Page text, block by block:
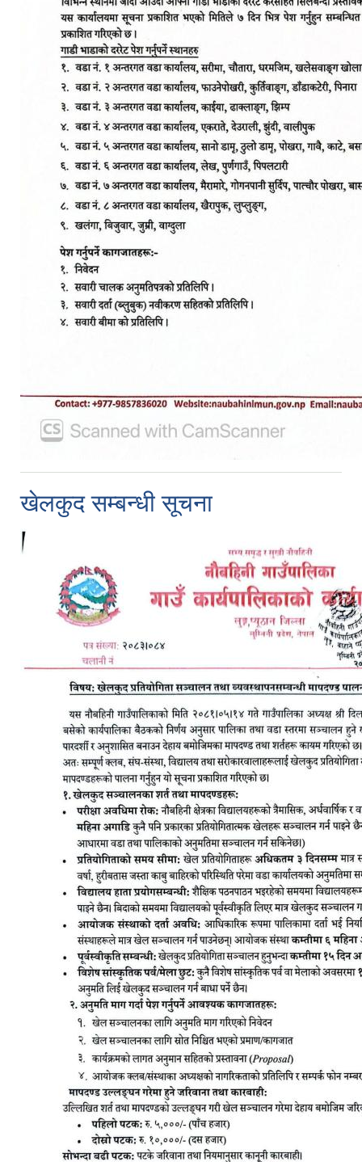
खेलकुद सम्बन्धी सूचना